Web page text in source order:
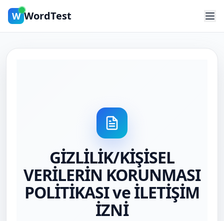
W WordTest
GİZLİLİK/KİŞİSEL
VERİLERİN KORUNMASI
POLİTİKASI ve İLETİŞİM
İZNİ